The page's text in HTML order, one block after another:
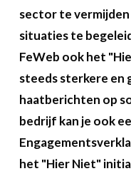
sector te
situaties te
FeWeb ook het
steeds sterkere en
haatberichten op
bedrijf kan je ook
het "Hier Niet"